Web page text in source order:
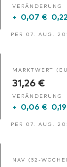
VERÄNDERUNG
+ 0,07 €
PER 07. AUG.
MARKTWERT
31,26 €
VERÄNDERUNG
+ 0,06 €
PER 07. AUG.
NAV (52-